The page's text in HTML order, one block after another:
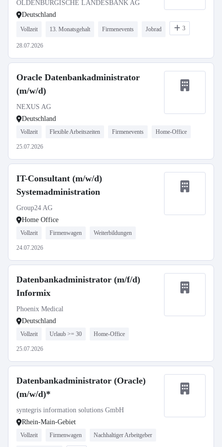
OLDENBURGISCHE LANDESBANK AG
Deutschland
Vollzeit 13. Monatsgehalt Firmenevents Jobrad 3
28.07.2026
Oracle Datenbankadministrator
(m/w/d)
NEXUS AG
Deutschland
Vollzeit Flexible Arbeitszeiten Firmenevents Home-Office
25.07.2026
IT-Consultant (m/w/d)
Systemadministration
Group24 AG
Home Office
Vollzeit Firmenwagen Weiterbildungen
24.07.2026
Datenbankadministrator (m/f/d)
Informix
Phoenix Medical
Deutschland
Vollzeit Urlaub >= 30 Home-Office
25.07.2026
Datenbankadministrator (Oracle)
(m/w/d)*
syntegris information solutions GmbH
Rhein-Main-Gebiet
Vollzeit Firmenwagen Nachhaltiger Arbeitgeber